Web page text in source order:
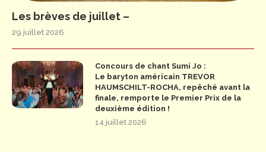
Les brèves de juillet –
29 juillet 2026
Concours de chant Sumi Jo :
Le baryton américain TREVOR
HAUMSCHILT-ROCHA, repêché avant la
finale, remporte le Premier Prix de la
deuxième édition !
14 juillet 2026